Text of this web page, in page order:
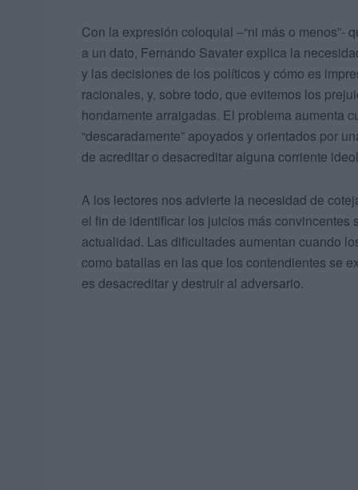
Con la expresión coloquial –“ni más o menos”-
a un dato, Fernando Savater explica la
y las decisiones de los políticos y cómo es
racionales, y, sobre todo, que evitemos los
hondamente arraigadas. El problema aumenta
“descaradamente” apoyados y orientados por
de acreditar o desacreditar alguna corriente
A los lectores nos advierte la necesidad de
el fin de identificar los juicios más
actualidad. Las dificultades aumentan cuando
como batallas en las que los contendientes se
es desacreditar y destruir al adversario.